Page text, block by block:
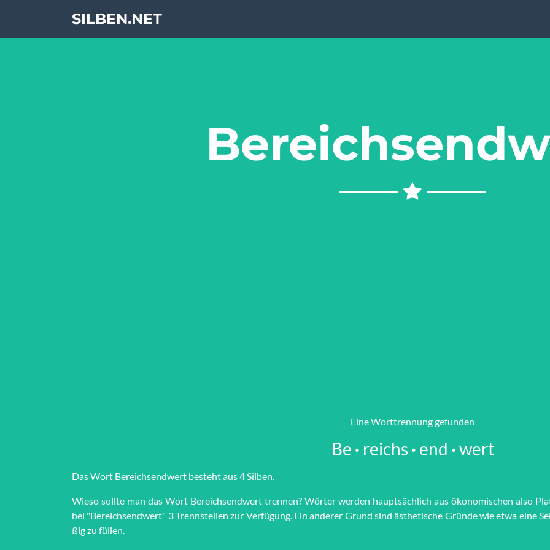
SILBEN.NET
Eine Worttrennung gefunden
Be · reichs · end ·wert
Das Wort Be­reichs­end­wert besteht aus 4 Silben.
Wieso sollte man das Wort Be­reichs­end­wert trennen? Wörter werden haupt­sächlich aus öko­no­mi­schen also
bei "Be­reichs­end­wert" 3 Trenn­stel­len zur Ver­fü­gung. Ein anderer Grund sind äs­the­tische Grün­de wie et­wa eine
ßig zu füllen.